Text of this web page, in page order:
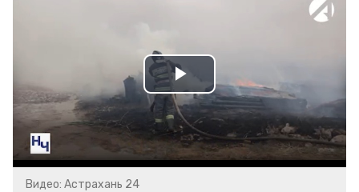
Play
Video
Видео: Астрахань 24